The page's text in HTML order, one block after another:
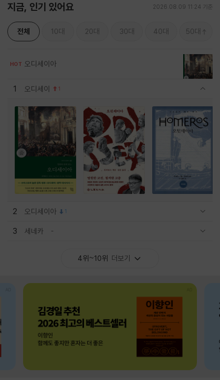
지금, 인기 있어요 2026.08.09 11:24 기준
전체 10대 20대 30대 40대 50대
HOT 오디세이아
1 오디세이 1
2 오디세이아 1
3 세네카
4위~10위 더보기